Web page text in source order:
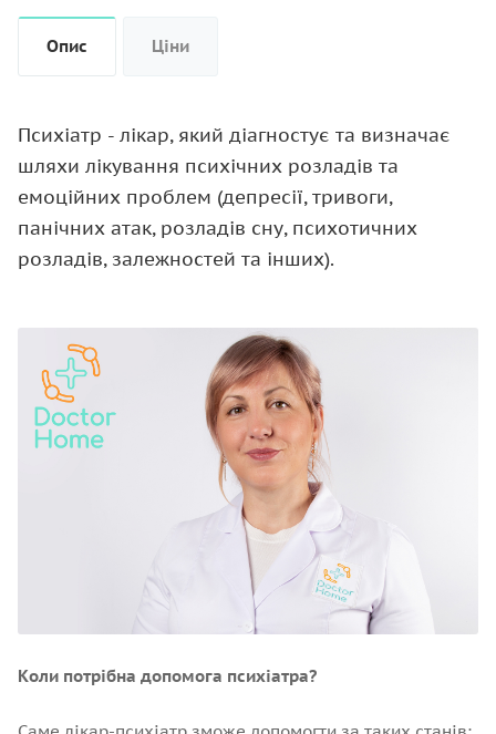
Опис Ціни
Психіатр - лікар, який діагностує та визначає
шляхи лікування психічних розладів та
емоційних проблем (депресії, тривоги,
панічних атак, розладів сну, психотичних
розладів, залежностей та інших).
Коли потрібна допомога психіатра?